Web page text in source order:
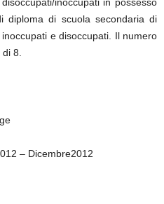
diploma di scuola secondaria di
e disoccupati. Il numero
8.
– Dicembre2012